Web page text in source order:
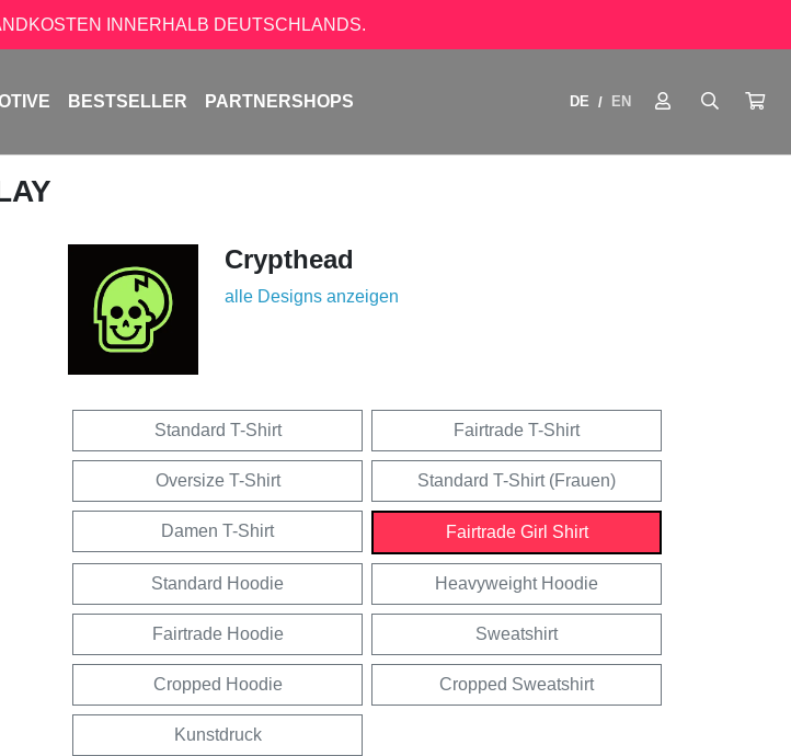
INNERHALB DEUTSCHLANDS.
BESTSELLER PARTNERSHOPS DE / EN
Crypthead
alle Designs anzeigen
Standard T-Shirt Fairtrade T-Shirt
Oversize T-Shirt Standard T-Shirt (Frauen)
Damen T-Shirt Fairtrade Girl Shirt
Standard Hoodie Heavyweight Hoodie
Fairtrade Hoodie Sweatshirt
Cropped Hoodie Cropped Sweatshirt
Kunstdruck